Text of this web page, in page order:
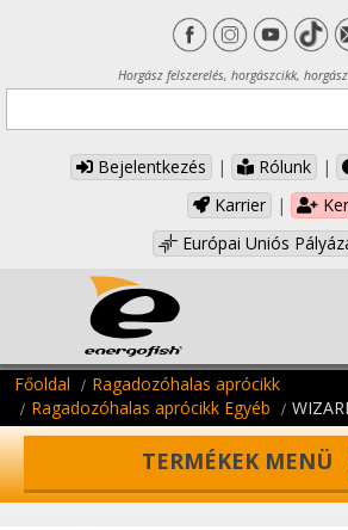
Horgász felszerelés, horgászcikk,
Bejelentkezés | Rólunk |
Karrier
|
Európai Uniós
Főoldal
Ragadozóhalas aprócikk
Ragadozóhalas aprócikk Egyéb
TERMÉKEK MENÜ